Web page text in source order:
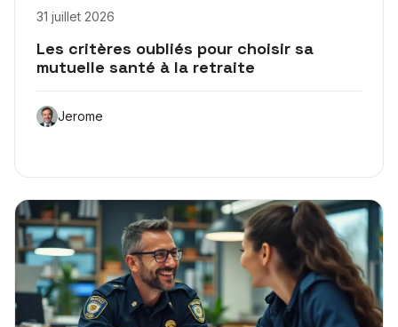
31 juillet 2026
Les critères oubliés pour choisir sa
mutuelle santé à la retraite
Jerome